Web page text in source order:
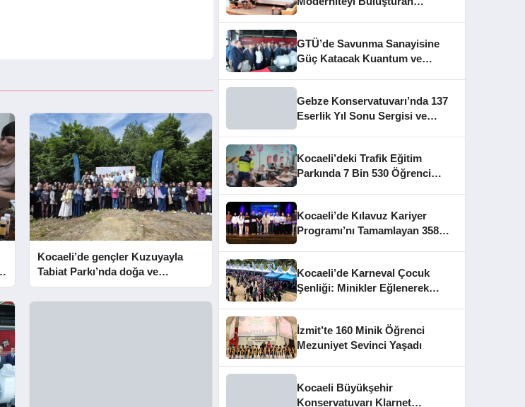
Kocaeli’de gençler Kuzuyayla
Tabiat Parkı’nda doğa ve
edebiyatla buluştu
GTÜ’de Savunma Sanayisine
Güç Katacak Kuantum ve
Gebze Konservatuvarı’nda 137
Eserlik Yıl Sonu Sergisi ve
Kocaeli’deki Trafik Eğitim
Parkında 7 Bin 530 Öğrenci
Kocaeli’de Kılavuz Kariyer
Programı’nı Tamamlayan 358
Kocaeli’de Karneval Çocuk
Şenliği: Minikler Eğlenerek
İzmit’te 160 Minik Öğrenci
Mezuniyet Sevinci Yaşadı
Kocaeli Büyükşehir
Konservatuvarı Klarnet